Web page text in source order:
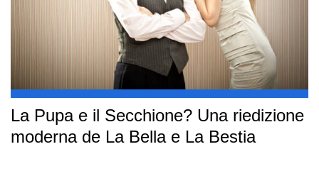
La Pupa e il Secchione? Una riedizione
moderna de La Bella e La Bestia